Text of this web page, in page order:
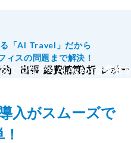
「AI Travel」だから
ィスの問題まで解決！
約 出張 経費精算分析 レポ
でつながりAI Agentが業務
入がスムーズで